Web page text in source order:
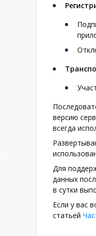
версию
всегда
Для
данных
в сутки
Если у вас
статьей